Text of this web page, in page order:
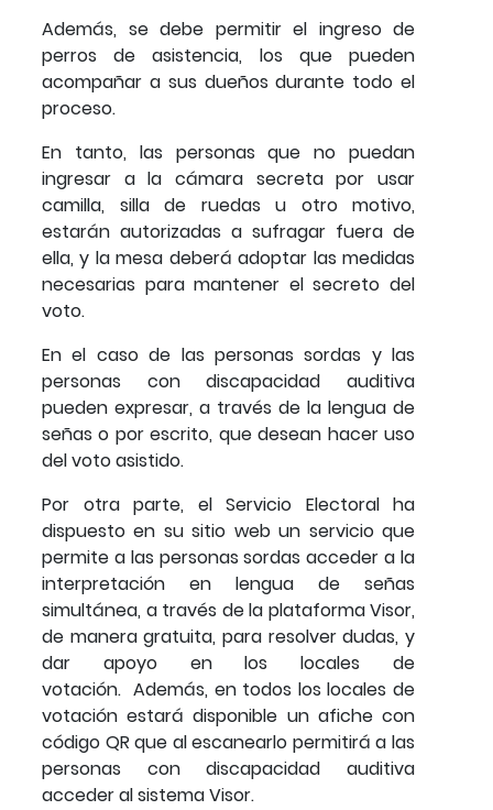
Además, se debe permitir el ingreso de
perros de asistencia, los que pueden
acompañar a sus dueños durante todo el
proceso.
En tanto, las personas que no puedan
ingresar a la cámara secreta por usar
camilla, silla de ruedas u otro motivo,
estarán autorizadas a sufragar fuera de
ella, y la mesa deberá adoptar las medidas
necesarias para mantener el secreto del
voto.
En el caso de las personas sordas y las
personas con discapacidad auditiva
pueden expresar, a través de la lengua de
señas o por escrito, que desean hacer uso
del voto asistido.
Por otra parte, el Servicio Electoral ha
dispuesto en su sitio web un servicio que
permite a las personas sordas acceder a la
interpretación en lengua de señas
simultánea, a través de la plataforma Visor,
de manera gratuita, para resolver dudas, y
dar apoyo en los locales de
votación. Además, en todos los locales de
votación estará disponible un afiche con
código QR que al escanearlo permitirá a las
personas con discapacidad auditiva
acceder al sistema Visor.